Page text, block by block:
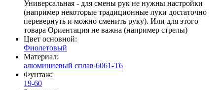
Универсальная - для смены рук не нужны настройки
(например некоторые традиционные луки достаточно
перевернуть и можно сменить руку). Или для этого
товара Ориентация не важна (например стрелы)
Цвет основной:
Фиолетовый
Материал:
алюминиевый сплав 6061-T6
Фунтаж:
19-60